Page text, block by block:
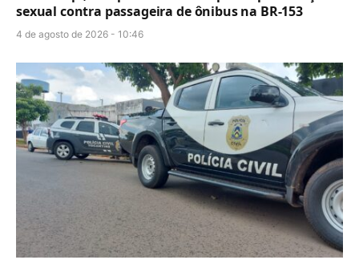
sexual contra passageira de ônibus na BR-153
4 de agosto de 2026 - 10:46